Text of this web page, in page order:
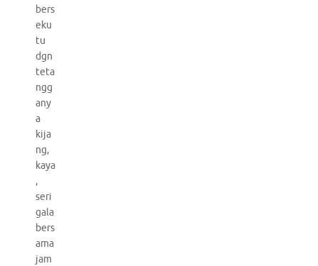
bers
eku
tu
dgn
teta
ngg
any
a
kija
ng,
kaya
,
seri
gala
bers
ama
jam